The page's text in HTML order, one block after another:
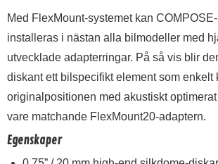
Med FlexMount-systemet kan
installeras i nästan alla bilmodeller med
utvecklade adapterringar. På så vis blir
diskant ett bilspecifikt element som enkelt
originalpositionen med akustiskt
vare matchande FlexMount20-adaptern.
Egenskaper